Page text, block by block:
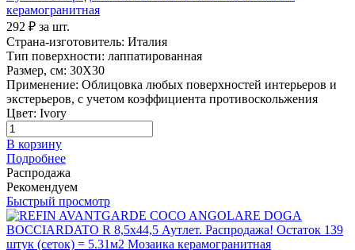
керамогранитная
292 ₽ за шт.
Страна-изготовитель: Италия
Тип поверхности: лаппатированная
Размер, см: 30X30
Применение: Облицовка любых поверхностей интерьеров и
экстерьеров, с учетом коэффициента противоскольжения
Цвет: Ivory
В корзину
Подробнее
Распродажа
Рекомендуем
Быстрый просмотр